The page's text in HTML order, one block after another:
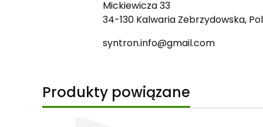
Mickiewicza 33
34-130 Kalwaria Zebrzydowska,
syntron.info@gmail.com
Produkty powiązane